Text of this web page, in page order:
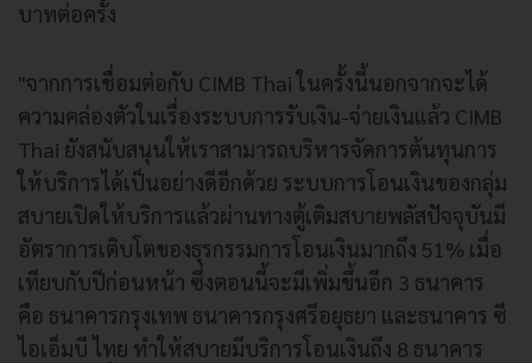
บาทต่อครั้ง
"จากการเชื่อมต่อกับ CIMB Thai ในครั้งนี้นอกจากจะได้
ความคล่องตัวในเรื่องระบบการรับเงิน-จ่ายเงินแล้ว CIMB
Thai ยังสนับสนุนให้เราสามารถบริหารจัดการต้นทุนการ
ให้บริการได้เป็นอย่างดีอีกด้วย ระบบการโอนเงินของกลุ่ม
สบายเปิดให้บริการแล้วผ่านทางตู้เติมสบายพลัสปัจจุบันมี
อัตราการเติบโตของธุรกรรมการโอนเงินมากถึง 51% เมื่อ
เทียบกับปีก่อนหน้า ซึ่งตอนนี้จะมีเพิ่มขึ้นอีก 3 ธนาคาร
คือ ธนาคารกรุงเทพ ธนาคารกรุงศรีอยุธยา และธนาคาร ซี
ไอเอ็มบี ไทย ทำให้สบายมีบริการโอนเงินถึง 8 ธนาคาร